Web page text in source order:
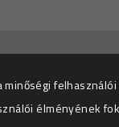
részemre
minőségi
élményének